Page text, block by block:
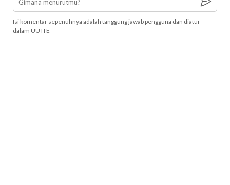
Isi komentar sepenuhnya adalah tanggung jawab pengguna dan diatur
dalam UU ITE